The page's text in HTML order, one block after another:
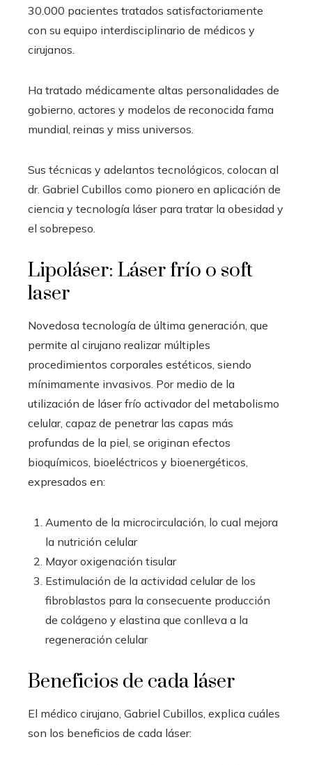
30.000 pacientes tratados satisfactoriamente
con su equipo interdisciplinario de médicos y
cirujanos.
Ha tratado médicamente altas personalidades de
gobierno, actores y modelos de reconocida fama
mundial, reinas y miss universos.
Sus técnicas y adelantos tecnológicos, colocan al
dr. Gabriel Cubillos como pionero en aplicación de
ciencia y tecnología láser para tratar la obesidad y
el sobrepeso.
Lipoláser: Láser frío o soft
laser
Novedosa tecnología de última generación, que
permite al cirujano realizar múltiples
procedimientos corporales estéticos, siendo
mínimamente invasivos. Por medio de la
utilización de láser frío activador del metabolismo
celular, capaz de penetrar las capas más
profundas de la piel, se originan efectos
bioquímicos, bioeléctricos y bioenergéticos,
expresados en:
Aumento de la microcirculación, lo cual mejora
la nutrición celular
Mayor oxigenación tisular
Estimulación de la actividad celular de los
fibroblastos para la consecuente producción
de colágeno y elastina que conlleva a la
regeneración celular
Beneficios de cada láser
El médico cirujano, Gabriel Cubillos, explica cuáles
son los beneficios de cada láser: